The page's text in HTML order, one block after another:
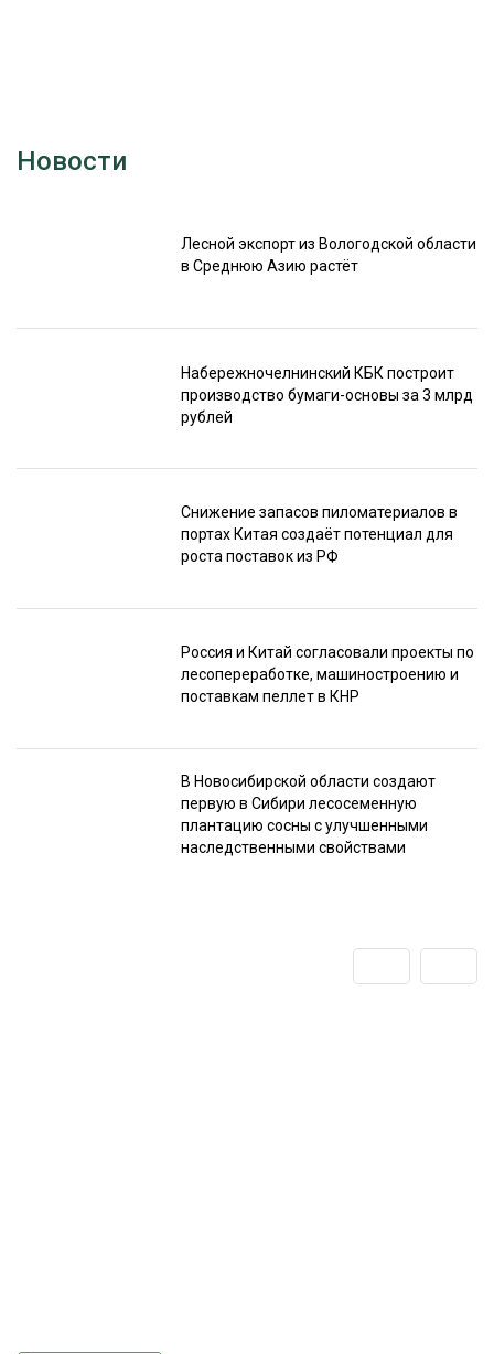
Новости
Лесной экспорт из Вологодской области
в Среднюю Азию растёт
Набережночелнинский КБК построит
производство бумаги-основы за 3 млрд
рублей
Снижение запасов пиломатериалов в
портах Китая создаёт потенциал для
роста поставок из РФ
Россия и Китай согласовали проекты по
лесопереработке, машиностроению и
поставкам пеллет в КНР
В Новосибирской области создают
первую в Сибири лесосеменную
плантацию сосны с улучшенными
наследственными свойствами